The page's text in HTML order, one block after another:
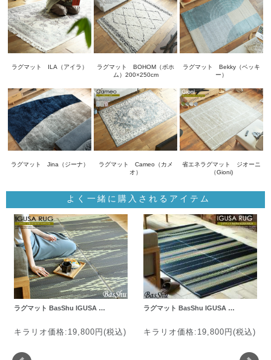
ラグマット ILA（アイラ）
ラグマット BOHOM（ボホ
ム）200×250cm
ラグマット Bekky（ベッキ
ー）
ラグマット Jina（ジーナ）
ラグマット Cameo（カメ
オ）
省エネラグマット ジオーニ
（Gioni)
よく一緒に購入されるアイテム
ラグマット BasShu IGUSA …
キラリオ価格:19,800円(税込)
ラグマット BasShu IGUSA …
キラリオ価格:19,800円(税込)